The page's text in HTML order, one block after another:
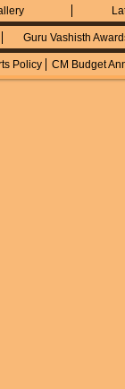
Guru Vashisth
Policy CM Budget